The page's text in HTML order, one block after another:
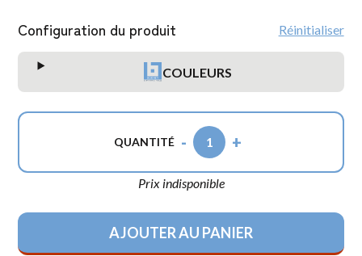
Configuration du produit Réinitialiser
COULEURS
QUANTITÉ - 1 +
Prix indisponible
AJOUTER AU PANIER